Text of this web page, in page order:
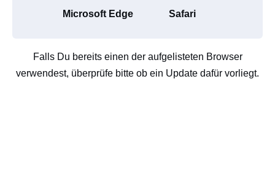
Microsoft Edge Safari
Falls Du bereits einen der aufgelisteten Browser
verwendest, überprüfe bitte ob ein Update dafür vorliegt.